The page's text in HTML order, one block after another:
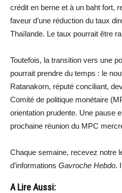
crédit en berne et à un baht fort,
faveur d’une réduction du taux
Thaïlande. Le taux pourrait être
Toutefois, la transition vers une
pourrait prendre du temps : le
Ratanakorn, réputé conciliant,
Comité de politique monétaire
orientation prudente. Une pause
prochaine réunion du MPC
Chaque semaine, recevez notre
d’informations Gavroche Hebdo.
A Lire Aussi: